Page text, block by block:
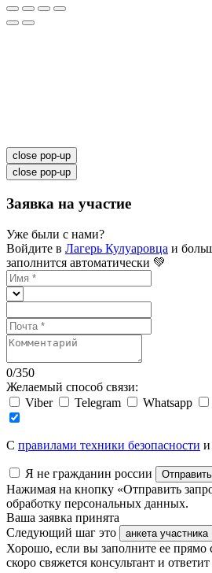
close pop-up
close pop-up
Заявка на участие
Уже были с нами?
Войдите в Лагерь Кулуаровца и
заполнится автоматически 💚
0/350
Желаемый способ связи:
Viber
Telegram Whatsapp
C правилами техники безопасности и
Я не гражданин россии Отправить
Нажимая на кнопку «Отправить
обработку персональных данных.
Ваша заявка принята
Следующий шаг это
анкета участника
Хорошо, если вы заполните ее прямо
скоро свяжется консультант и